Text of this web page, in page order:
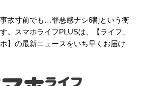
事故寸前でも…罪悪感ナシ6割という衝
。スマホライフPLUSは、【ライフ
】の最新ニュースをいち早くお届け